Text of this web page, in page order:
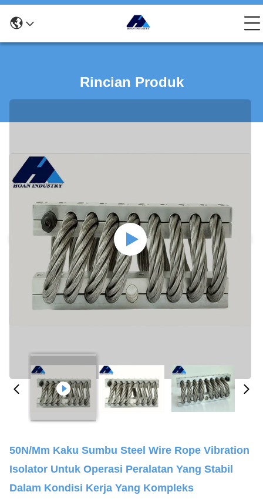
Rincian Produk
50N/mm Kaku Sumbu Steel Wire Rope Vibration
Isolator Untuk Operasi Peralatan Yang Stabil
Dalam Kondisi Kerja Yang Kompleks